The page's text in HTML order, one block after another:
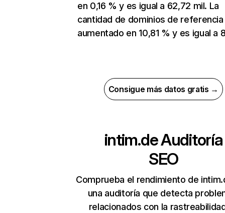
en 0,16 % y es igual a 62,72 mil. La
cantidad de dominios de referencia
aumentado en 10,81 % y es igual a
Consigue más datos gratis →
intim.deAuditoría
SEO
Comprueba el rendimiento de
una auditoría que detecta
relacionados con la